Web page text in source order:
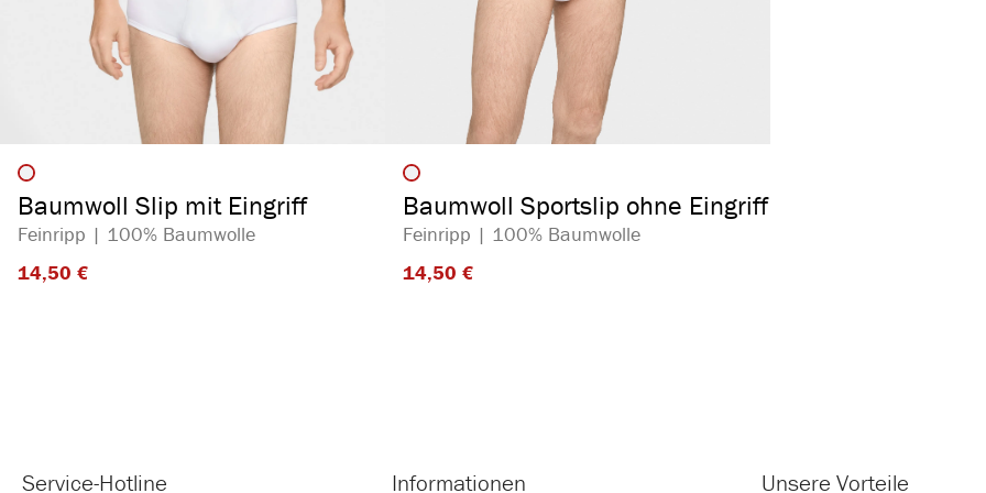
Artikelfarbe
Baumwoll Slip mit Eingriff
Feinripp | 100% Baumwolle
14,50 €​
Artikelfarbe
Baumwoll Sportslip ohne Eingriff
Feinripp | 100% Baumwolle
14,50 €​
Service-Hotline Informationen Unsere Vorteile